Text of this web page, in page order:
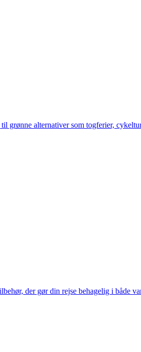
alternativer som togferier,
der gør din rejse behagelig i både